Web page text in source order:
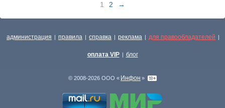
1 2 →
администрация | правила | справка | реклама | для правообладателей |
оплата VIP | блог
© 2008-2026 ООО « Инфон »